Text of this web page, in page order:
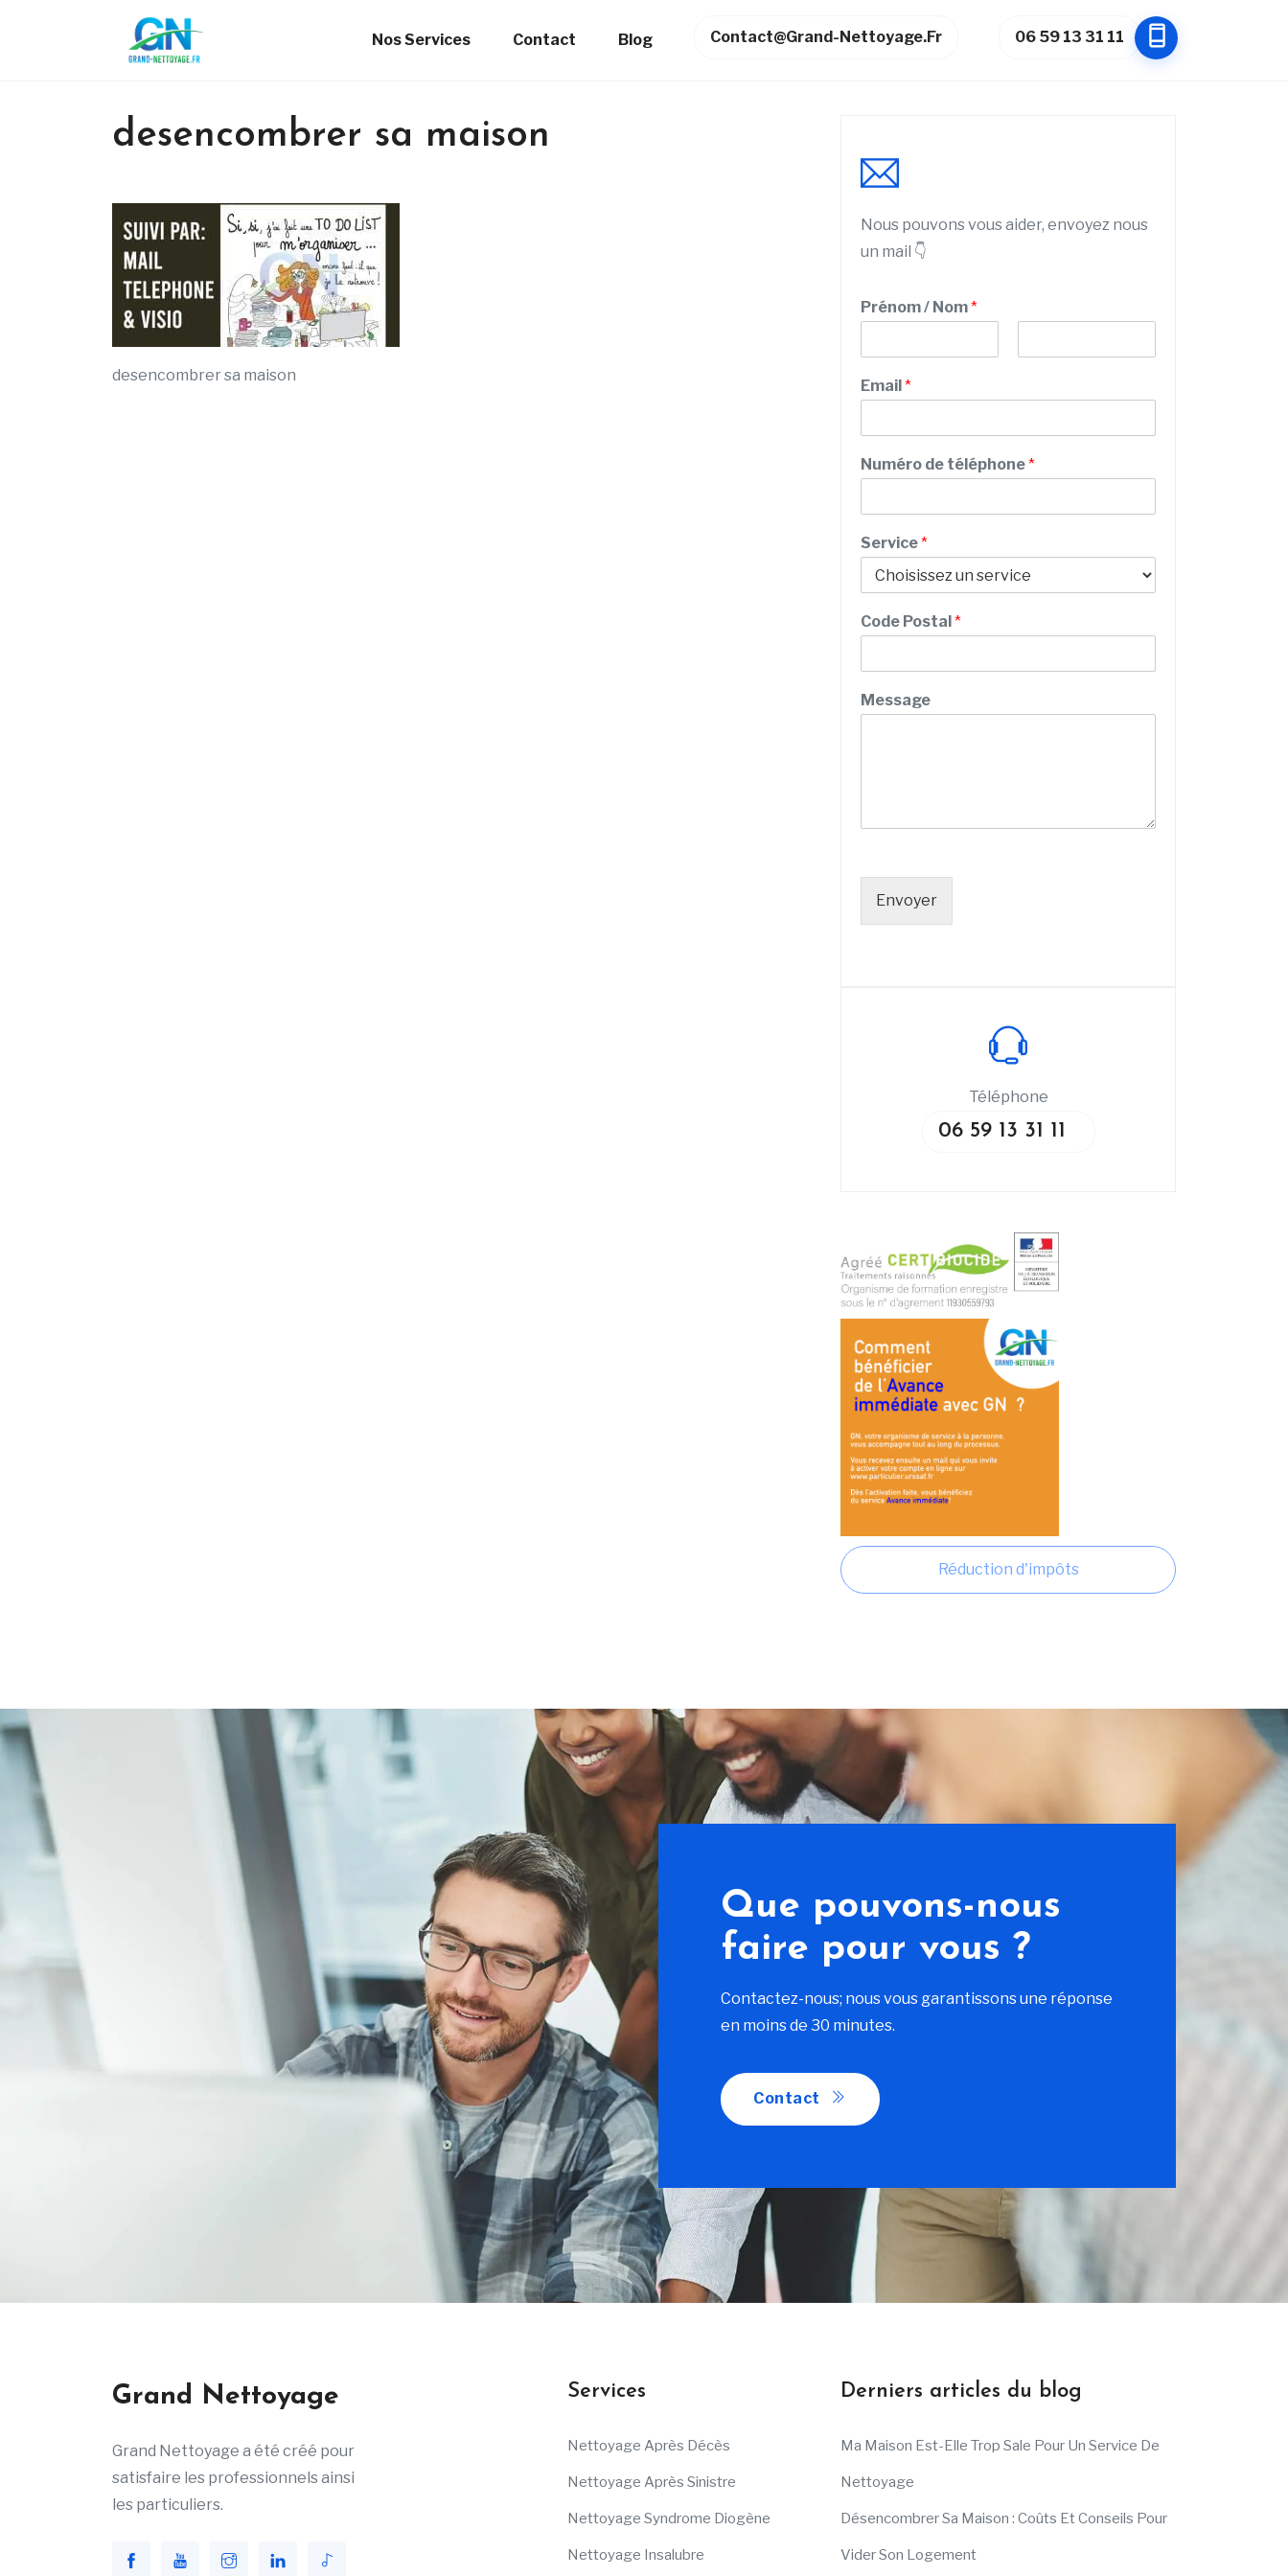
Nos Services Contact Blog Contact@grand-Nettoyage.fr 06 59 13 31 11
desencombrer sa maison
desencombrer sa maison
Nous pouvons vous aider, envoyez nous
un mail 👇
Prénom / Nom*
r
é
m
P
r
n
m
u
é
e
Email*
Numéro de téléphone*
Service*
Code Postal*
Message
Envoyer
Téléphone
06 59 13 31 11
Réduction d'impôts
Que pouvons-nous
faire pour vous ?
Contactez-nous; nous vous garantissons une réponse
en moins de 30 minutes.
Contact
Grand Nettoyage
Grand Nettoyage a été créé pour
satisfaire les professionnels ainsi
les particuliers.
Services
Nettoyage Après Décès
Nettoyage Après Sinistre
Nettoyage Syndrome Diogène
Nettoyage Insalubre
Derniers articles du blog
Ma Maison Est-Elle Trop Sale Pour Un Service De
Nettoyage
Désencombrer Sa Maison : Coûts Et Conseils Pour
Vider Son Logement